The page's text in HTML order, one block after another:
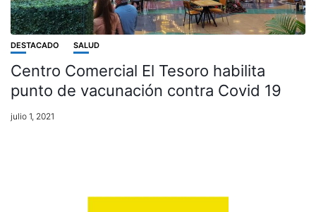
DESTACADO SALUD
Centro Comercial El Tesoro habilita
punto de vacunación contra Covid 19
julio 1, 2021